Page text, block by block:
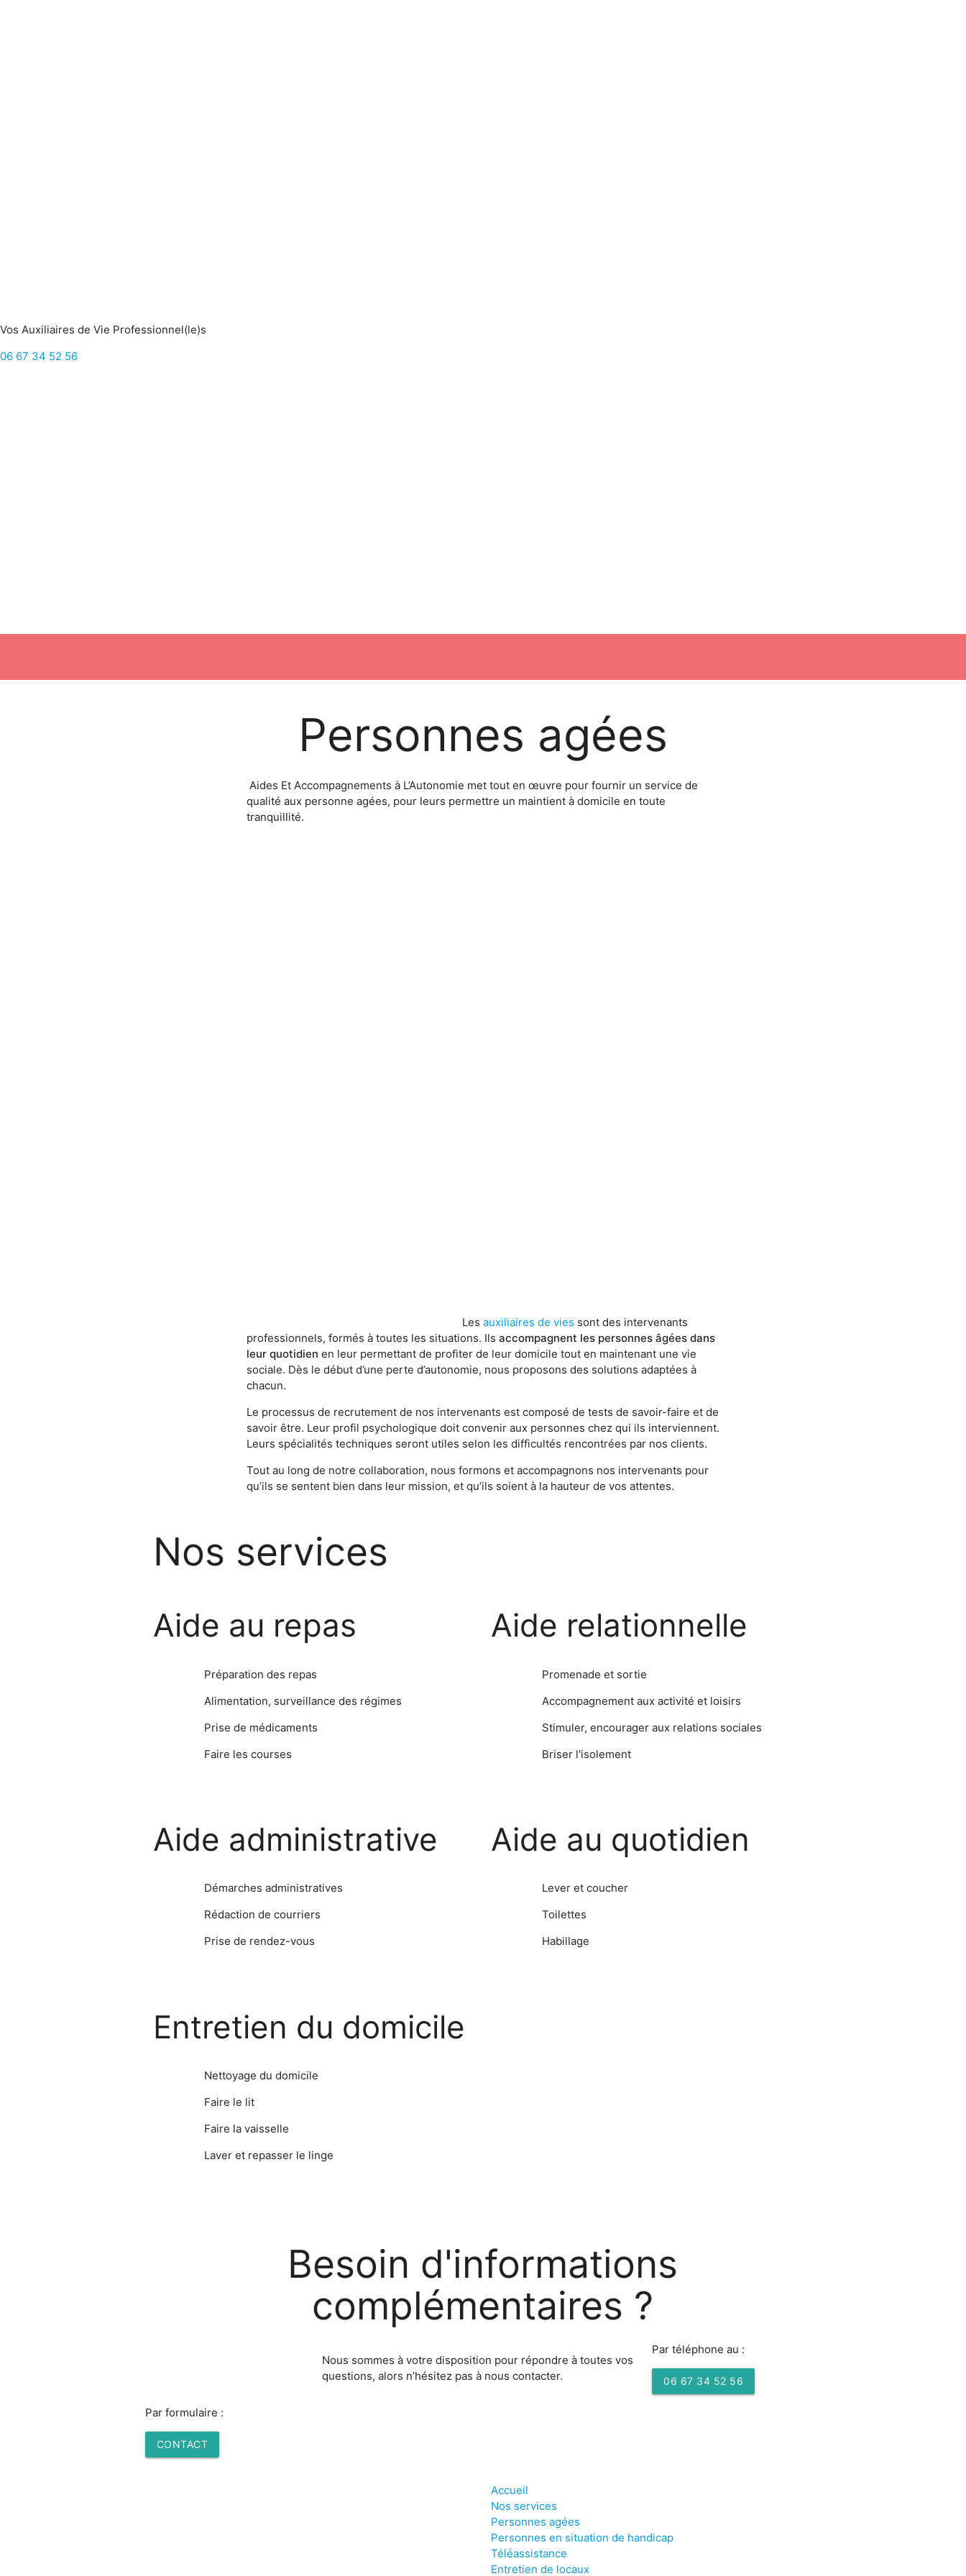
Vos Auxiliaires de Vie Professionnel(le)s
06 67 34 52 56
Personnes agées
Aides Et Accompagnements à L’Autonomie met tout en œuvre pour fournir un service de
qualité aux personne agées, pour leurs permettre un maintient à domicile en toute
tranquillité.
Les auxiliaires de vies sont des intervenants
professionnels, formés à toutes les situations. Ils accompagnent les personnes âgées dans
leur quotidien en leur permettant de profiter de leur domicile tout en maintenant une vie
sociale. Dès le début d’une perte d’autonomie, nous proposons des solutions adaptées à
chacun.
Le processus de recrutement de nos intervenants est composé de tests de savoir-faire et de
savoir être. Leur profil psychologique doit convenir aux personnes chez qui ils interviennent.
Leurs spécialités techniques seront utiles selon les difficultés rencontrées par nos clients.
Tout au long de notre collaboration, nous formons et accompagnons nos intervenants pour
qu’ils se sentent bien dans leur mission, et qu’ils soient à la hauteur de vos attentes.
Nos services
Aide au repas
Préparation des repas
Alimentation, surveillance des régimes
Prise de médicaments
Faire les courses
Aide relationnelle
Promenade et sortie
Accompagnement aux activité et loisirs
Stimuler, encourager aux relations sociales
Briser l'isolement
Aide administrative
Démarches administratives
Rédaction de courriers
Prise de rendez-vous
Aide au quotidien
Lever et coucher
Toilettes
Habillage
Entretien du domicile
Nettoyage du domicile
Faire le lit
Faire la vaisselle
Laver et repasser le linge
Besoin d'informations
complémentaires ?
Nous sommes à votre disposition pour répondre à toutes vos
questions, alors n’hésitez pas à nous contacter.
Par téléphone au :
06 67 34 52 56
Par formulaire :
CONTACT
Accueil
Nos services
Personnes agées
Personnes en situation de handicap
Téléassistance
Entretien de locaux